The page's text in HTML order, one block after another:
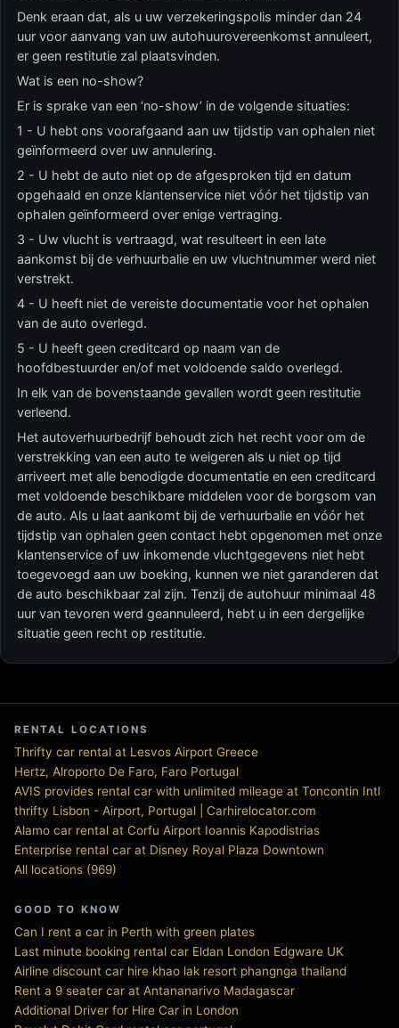
Denk eraan dat, als u uw verzekeringspolis minder dan 24
uur voor aanvang van uw autohuurovereenkomst annuleert,
er geen restitutie zal plaatsvinden.
Wat is een no-show?
Er is sprake van een ‘no-show’ in de volgende situaties:
1 - U hebt ons voorafgaand aan uw tijdstip van ophalen niet
geïnformeerd over uw annulering.
2 - U hebt de auto niet op de afgesproken tijd en datum
opgehaald en onze klantenservice niet vóór het tijdstip van
ophalen geïnformeerd over enige vertraging.
3 - Uw vlucht is vertraagd, wat resulteert in een late
aankomst bij de verhuurbalie en uw vluchtnummer werd niet
verstrekt.
4 - U heeft niet de vereiste documentatie voor het ophalen
van de auto overlegd.
5 - U heeft geen creditcard op naam van de
hoofdbestuurder en/of met voldoende saldo overlegd.
In elk van de bovenstaande gevallen wordt geen restitutie
verleend.
Het autoverhuurbedrijf behoudt zich het recht voor om de
verstrekking van een auto te weigeren als u niet op tijd
arriveert met alle benodigde documentatie en een creditcard
met voldoende beschikbare middelen voor de borgsom van
de auto. Als u laat aankomt bij de verhuurbalie en vóór het
tijdstip van ophalen geen contact hebt opgenomen met onze
klantenservice of uw inkomende vluchtgegevens niet hebt
toegevoegd aan uw boeking, kunnen we niet garanderen dat
de auto beschikbaar zal zijn. Tenzij de autohuur minimaal 48
uur van tevoren werd geannuleerd, hebt u in een dergelijke
situatie geen recht op restitutie.
RENTAL LOCATIONS
Thrifty car rental at Lesvos Airport Greece
Hertz, Alroporto De Faro, Faro Portugal
AVIS provides rental car with unlimited mileage at Toncontin Intl
thrifty Lisbon - Airport, Portugal | Carhirelocator.com
Alamo car rental at Corfu Airport Ioannis Kapodistrias
Enterprise rental car at Disney Royal Plaza Downtown
All locations (969)
GOOD TO KNOW
Can I rent a car in Perth with green plates
Last minute booking rental car Eldan London Edgware UK
Airline discount car hire khao lak resort phangnga thailand
Rent a 9 seater car at Antananarivo Madagascar
Additional Driver for Hire Car in London